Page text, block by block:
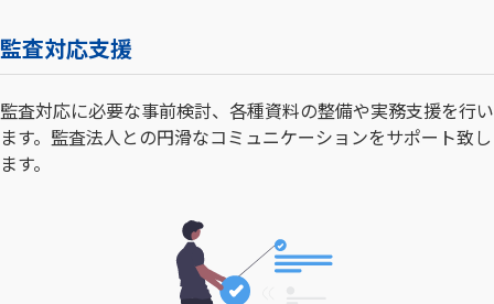
監査対応支援
監査対応に必要な事前検討、各種資料の整備や実務支援を行い
ます。監査法人との円滑なコミュニケーションをサポート致し
ます。